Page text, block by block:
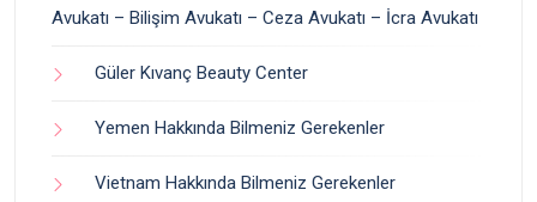
Avukatı – Bilişim Avukatı – Ceza Avukatı – İcra Avukatı
Güler Kıvanç Beauty Center
Yemen Hakkında Bilmeniz Gerekenler
Vietnam Hakkında Bilmeniz Gerekenler